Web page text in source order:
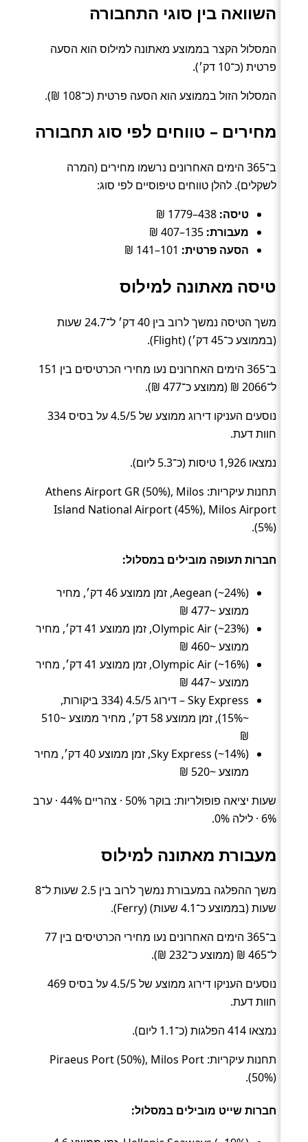
השוואה בין סוגי התחבורה
המסלול הקצר בממוצע מאתונה למילוס הוא הסעה
פרטית (כ־10 דק׳).
המסלול הזול בממוצע הוא הסעה פרטית (כ־108 ₪).
מחירים – טווחים לפי סוג תחבורה
ב־365 הימים האחרונים נרשמו מחירים (המרה
לשקלים). להלן טווחים טיפוסיים לפי סוג:
טיסה:
מעבורת:
הסעה פרטית:
טיסה מאתונה למילוס
משך הטיסה נמשך לרוב בין 40 דק׳ ל־24.7 שעות
(בממוצע כ־45 דק׳) (Flight).
ב־365 הימים האחרונים נעו מחירי הכרטיסים בין 151
ל־2066 ₪ (ממוצע כ־477 ₪).
נוסעים העניקו דירוג ממוצע של 4.5/5 על בסיס 334
חוות דעת.
נמצאו 1,926 טיסות (כ־5.3 ליום).
תחנות עיקריות: Athens Airport GR (50%), Milos
Island National Airport (45%), Milos Airport
(5%).
חברות תעופה מובילים במסלול:
Aegean (~24%), זמן ממוצע 46 דק׳, מחיר
ממוצע ~477 ₪
Olympic Air (~23%), זמן ממוצע 41 דק׳, מחיר
ממוצע ~460 ₪
Olympic Air (~16%), זמן ממוצע 41 דק׳, מחיר
ממוצע ~447 ₪
Sky Express – דירוג 4.5/5 (334 ביקורות,
~15%), זמן ממוצע 58 דק׳, מחיר ממוצע ~510
₪
Sky Express (~14%), זמן ממוצע 40 דק׳, מחיר
ממוצע ~520 ₪
שעות יציאה פופולריות: בוקר 50% · צהריים 44% · ערב
6% · לילה 0%.
מעבורת מאתונה למילוס
משך ההפלגה במעבורת נמשך לרוב בין 2.5 שעות ל־8
שעות (בממוצע כ־4.1 שעות) (Ferry).
ב־365 הימים האחרונים נעו מחירי הכרטיסים בין 77
ל־465 ₪ (ממוצע כ־232 ₪).
נוסעים העניקו דירוג ממוצע של 4.5/5 על בסיס 469
חוות דעת.
נמצאו 414 הפלגות (כ־1.1 ליום).
תחנות עיקריות: Piraeus Port (50%), Milos Port
(50%).
חברות שייט מובילים במסלול: